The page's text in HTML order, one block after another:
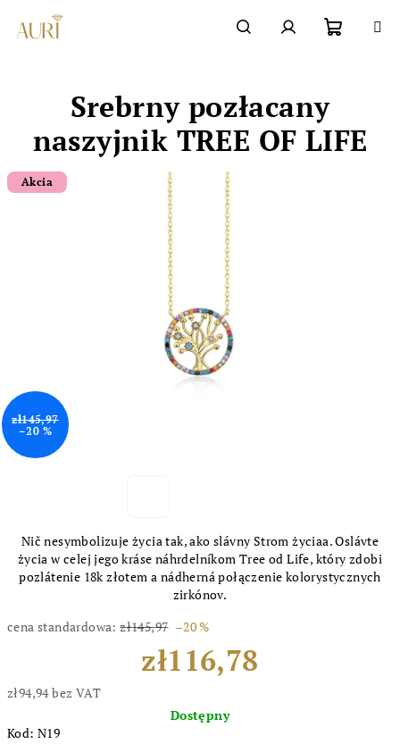
treści
się
Nič nesymbolizuje życia tak, ako slávny Strom życiaa. Oslávte
życia w celej jego kráse náhrdelníkom Tree od Life, który zdobi
pozlátenie 18k złotem a nádherná połączenie kolorystycznych
zirkónov.
cena standardowa: zł145,97 –20 %
zł116,78
zł94,94 bez VAT
jednostkowa:
Dostępny
Kod: N19
Srebrny pozłacany
naszyjnik TREE OF LIFE
Akcia
zł145,97
–20 %
Chatbot šperkovnice AURI